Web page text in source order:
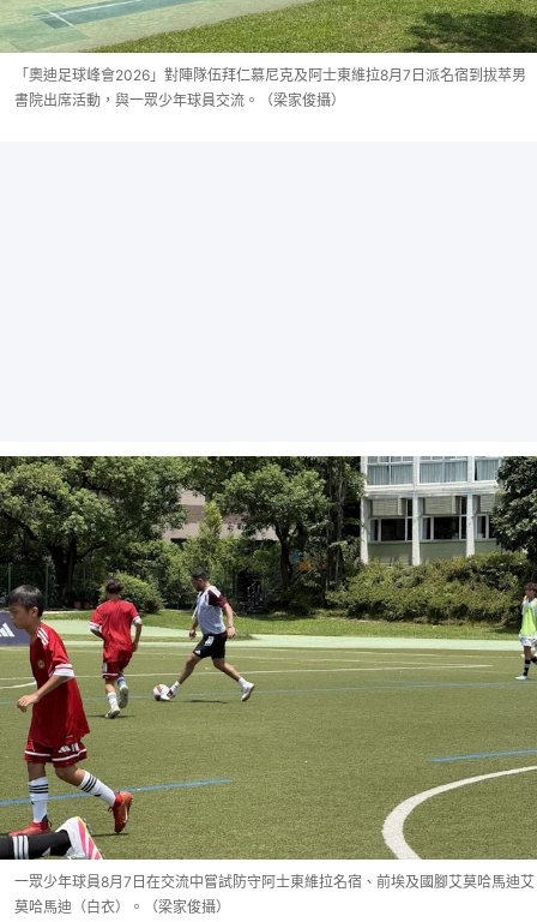
「奧迪足球峰會2026」對陣隊伍拜仁慕尼克及阿士東維拉8月7日派名宿到拔萃男
書院出席活動，與一眾少年球員交流。（梁家俊攝）
一眾少年球員8月7日在交流中嘗試防守阿士東維拉名宿、前埃及國腳艾莫哈馬迪艾
莫哈馬迪（白衣）。（梁家俊攝）